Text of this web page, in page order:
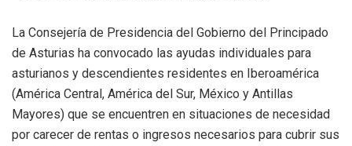
La Consejería de Presidencia del Gobierno del Principado
de Asturias ha convocado las ayudas individuales para
asturianos y descendientes residentes en Iberoamérica
(América Central, América del Sur, México y Antillas
Mayores) que se encuentren en situaciones de necesidad
por carecer de rentas o ingresos necesarios para cubrir sus